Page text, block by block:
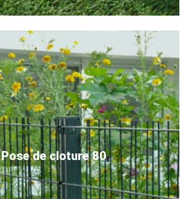
Pose de cloture 80